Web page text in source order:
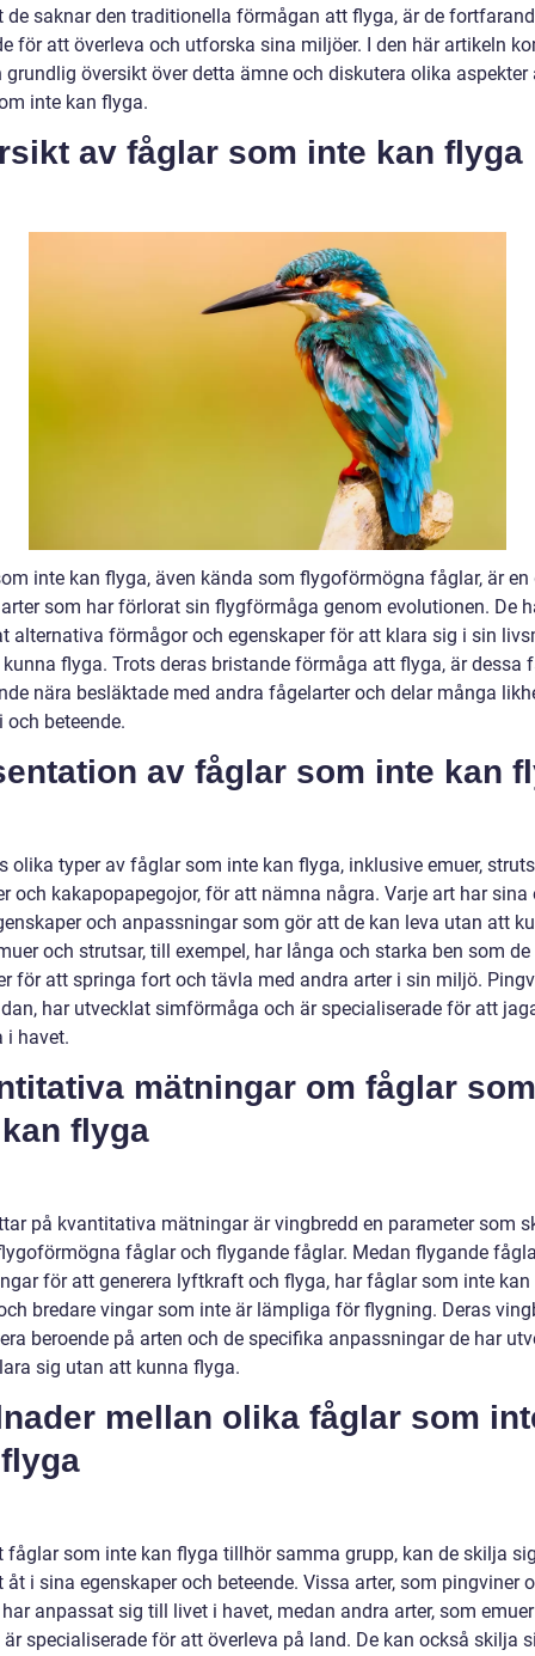
de saknar den traditionella förmågan att flyga, är de
för att överleva och utforska sina miljöer. I den här artikeln
grundlig översikt över detta ämne och diskutera olika aspekter
inte kan flyga.
av fåglar som inte kan flyga
inte kan flyga, även kända som flygoförmögna fåglar, är en
som har förlorat sin flygförmåga genom evolutionen. De
alternativa förmågor och egenskaper för att klara sig i sin
flyga. Trots deras bristande förmåga att flyga, är dessa
nära besläktade med andra fågelarter och delar många
och beteende.
av fåglar som inte kan
olika typer av fåglar som inte kan flyga, inklusive emuer,
och kakapopapegojor, för att nämna några. Varje art har sina
och anpassningar som gör att de kan leva utan att
och strutsar, till exempel, har långa och starka ben som de
för att springa fort och tävla med andra arter i sin miljö.
har utvecklat simförmåga och är specialiserade för att
i havet.
mätningar om fåglar som
flyga
på kvantitativa mätningar är vingbredd en parameter som
fåglar och flygande fåglar. Medan flygande
för att generera lyftkraft och flyga, har fåglar som inte
bredare vingar som inte är lämpliga för flygning. Deras
beroende på arten och de specifika anpassningar de har
sig utan att kunna flyga.
mellan olika fåglar som
fåglar som inte kan flyga tillhör samma grupp, kan de skilja
åt i sina egenskaper och beteende. Vissa arter, som pingviner
anpassat sig till livet i havet, medan andra arter, som
är specialiserade för att överleva på land. De kan också skilja